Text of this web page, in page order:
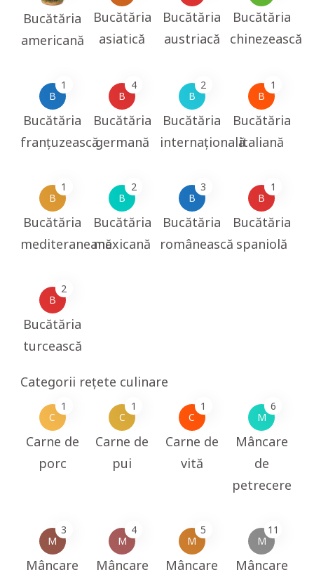
Bucătăria
americană
Bucătăria
asiatică
Bucătăria
austriacă
Bucătăria
chinezească
B
1
Bucătăria
franțuzească
B
4
Bucătăria
germană
B
2
Bucătăria
internațională
B
1
Bucătăria
italiană
B
1
Bucătăria
mediteraneană
B
2
Bucătăria
mexicană
B
3
Bucătăria
românească
B
1
Bucătăria
spaniolă
B
2
Bucătăria
turcească
Categorii rețete culinare
C
1
Carne de
porc
C
1
Carne de
pui
C
1
Carne de
vită
M
6
Mâncare
de
petrecere
M
3
Mâncare
M
4
Mâncare
M
5
Mâncare
M
11
Mâncare